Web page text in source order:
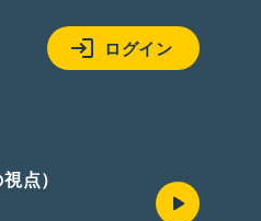
ログイン
点）